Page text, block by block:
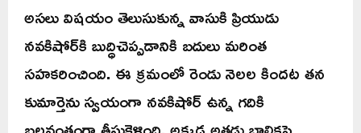
అసలు విషయం తెలుసుకున్న వాసుకి ప్రియుడు
నవకిషోర్‌కి బుద్ధిచెప్పడానికి బదులు మరింత
సహకరించింది. ఈ క్రమంలో రెండు నెలల కిందట తన
కుమార్తెను స్వయంగా నవకిషోర్‌ ఉన్న గదికి